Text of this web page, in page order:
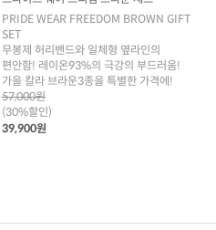
PRIDE WEAR FREEDOM BROWN GIFT
SET
무봉제 허리밴드와 일체형 옆라인의
편안함! 레이온93%의 극강의 부드러움!
가을 칼라 브라운3종을 특별한 가격에!
57,000원
(30%할인)
39,900원